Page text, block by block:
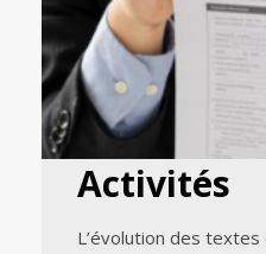
Activités
L’évolution des